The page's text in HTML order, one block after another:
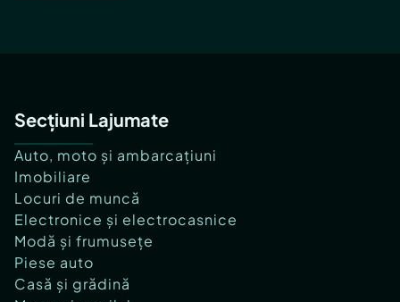
Secțiuni Lajumate
Auto, moto și ambarcațiuni
Imobiliare
Locuri de muncă
Electronice și electrocasnice
Modă și frumusețe
Piese auto
Casă și grădină